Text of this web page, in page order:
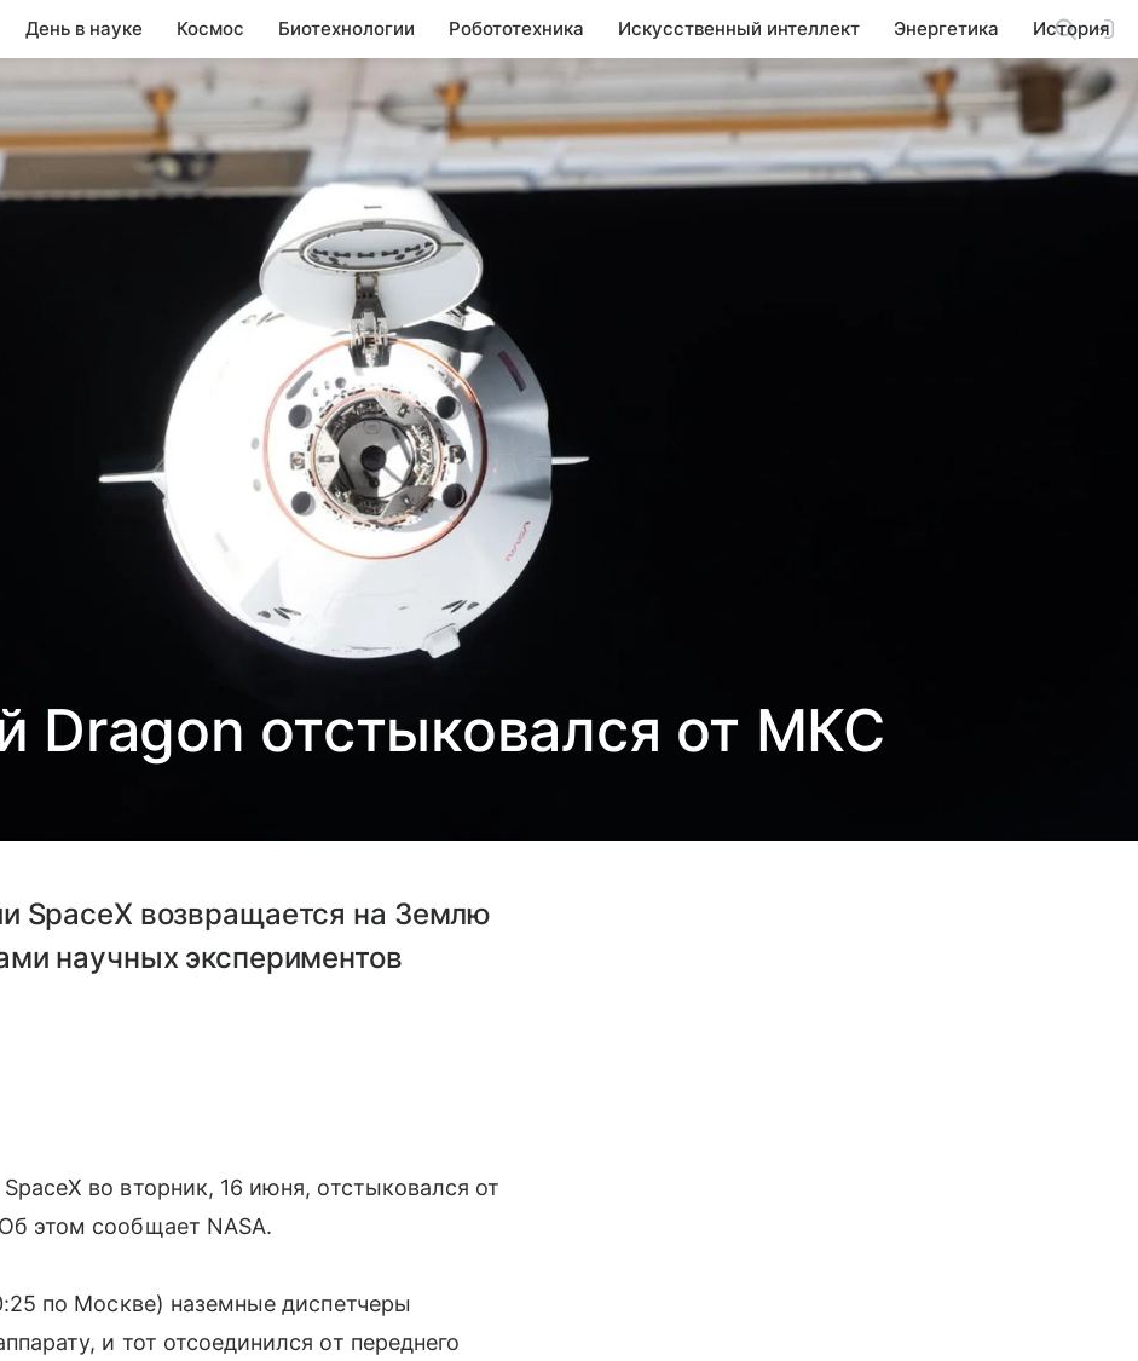
День в науке Космос Биотехнологии Робототехника Искусственный интеллект Энергетика История
Dragon отстыковался от МКС
SpaceX возвращается на Землю
научных экспериментов
во вторник, 16 июня, отстыковался от
этом сообщает NASA.
по Москве) наземные диспетчеры
и тот отсоединился от переднего